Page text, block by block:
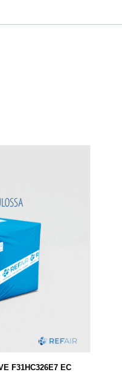
F31HC326E7 EC